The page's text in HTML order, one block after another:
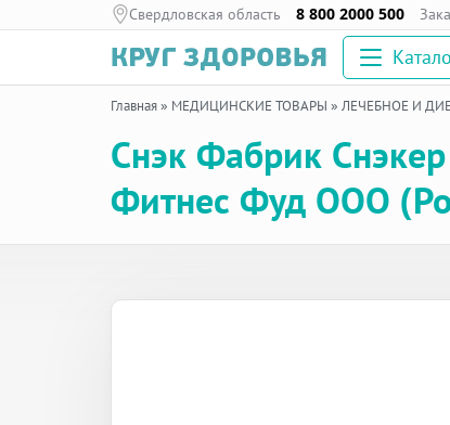
Свердловская область 8 800 2000 500
Главная» МЕДИЦИНСКИЕ ТОВАРЫ » ЛЕЧЕБНОЕ И
Снэк Фабрик
Фитнес Фуд ООО